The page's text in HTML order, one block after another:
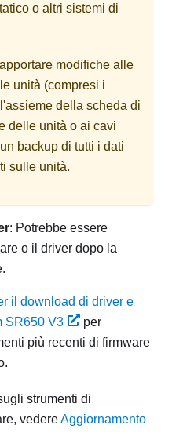
o altri sistemi di
modifiche alle
unità (compresi i
della scheda di
delle unità o ai cavi
backup di tutti i dati
sulle unità.
: Potrebbe essere
o il driver dopo la
il download di driver e
SR650 V3
per
più recenti di firmware
strumenti di
vedereAggiornamento